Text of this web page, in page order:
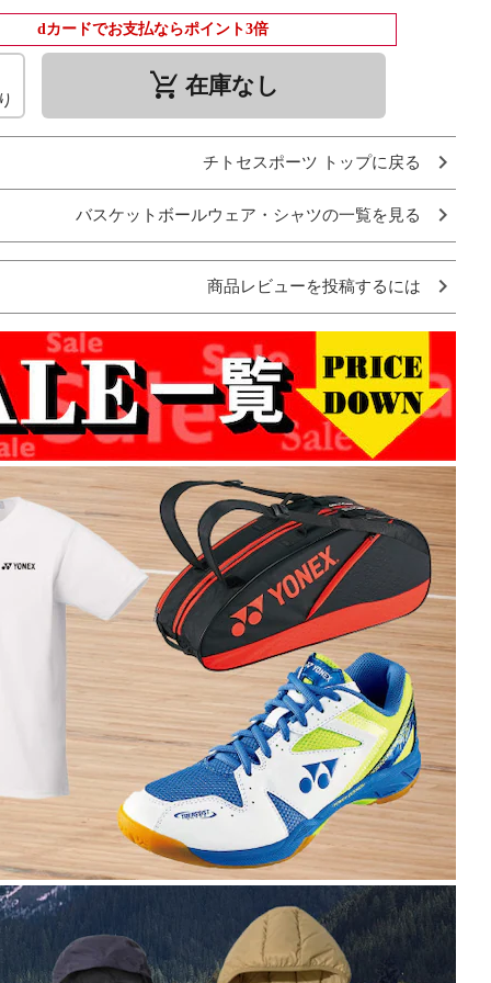
dカードでお支払ならポイント3倍
remove_shopping_cart 在庫なし
チトセスポーツ トップに戻る
バスケットボールウェア・シャツの一覧を見る
商品レビューを投稿するには